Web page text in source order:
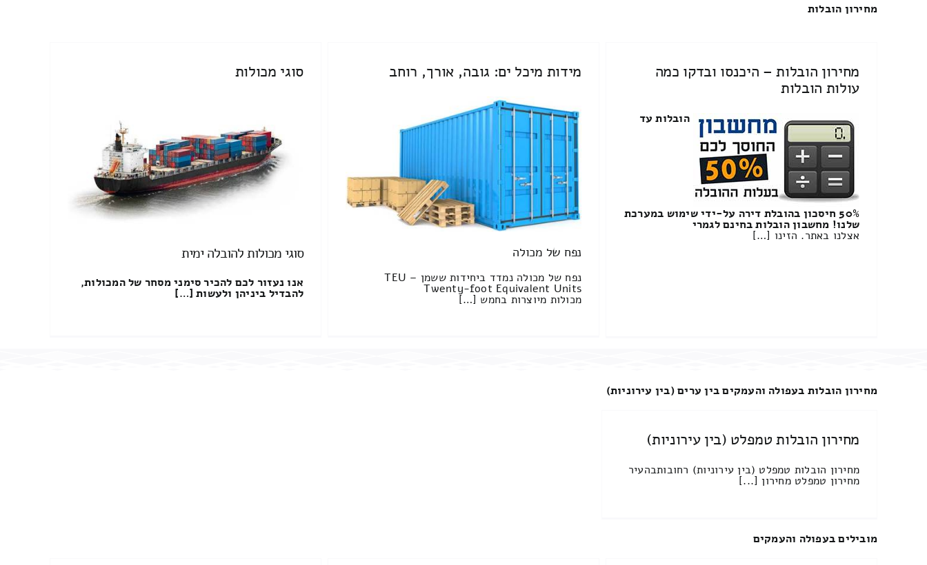
מחירון הובלות
מחירון הובלות – היכנסו ובדקו כמה
עולות הובלות
הובלות עד
50% חיסכון בהובלת דירה על-ידי שימוש במערכת
שלנו! מחשבון הובלות בחינם לגמרי
אצלנו באתר. הזינו […]
מידות מיכל ים: גובה, אורך, רוחב
נפח של מכולה
נפח של מכולה נמדד ביחידות ששמן TEU –
Twenty-foot Equivalent Units
מכולות מיוצרות בחמש […]
סוגי מכולות
סוגי מכולות להובלה ימית
אנו נעזור לכם להכיר סימני מסחר של המכולות,
להבדיל ביניהן ולעשות […]
מחירון הובלות בעפולה והעמקים בין ערים (בין עירוניות)
מחירון הובלות טמפלט (בין עירוניות)
מחירון הובלות טמפלט (בין עירוניות) רחובותבהעיר
מחירון טמפלט מחירון [...]
מובילים בעפולה והעמקים